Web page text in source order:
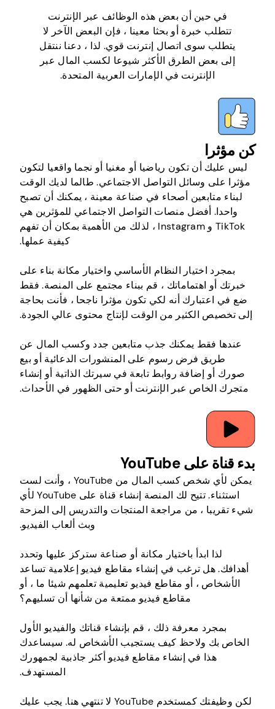
في حين أن بعض هذه الوظائف عبر الإنترنت
تتطلب خبرة أو بحثا معينا ، فإن البعض الآخر لا
يتطلب سوى اتصال إنترنت قوي. لذا ، دعنا ننتقل
إلى بعض الطرق الأكثر شيوعا لكسب المال عبر
الإنترنت في الإمارات العربية المتحدة.
كن مؤثرا
ليس عليك أن تكون رياضيا أو مغنيا أو نجما واقعيا لتكون
مؤثرا على وسائل التواصل الاجتماعي. طالما لديك الوقت
لبناء متابعين أصحاء في صناعة معينة ، يمكنك أن تصبح
واحدا. أفضل منصات التواصل الاجتماعي للمؤثرين هي
TikTok و Instagram ، لذلك من الأهمية بمكان أن تفهم
كيفية عملها.
بمجرد اختيار النظام الأساسي واختيار مكانة بناء على
خبرتك أو اهتماماتك ، قم ببناء مجتمع على المنصة. فقط
ضع في اعتبارك أنه لكي تكون مؤثرا ناجحا ، فأنت بحاجة
إلى تخصيص الكثير من الوقت لإنتاج محتوى عالي الجودة.
عندها فقط يمكنك جذب متابعين جدد وكسب المال عن
طريق فرض رسوم على المنشورات الدعائية أو بيع
صورك أو إضافة روابط تابعة في سيرتك الذاتية أو إنشاء
متجرك الخاص عبر الإنترنت أو حتى الظهور في الأحداث.
بدء قناة على YouTube
يمكن لأي شخص كسب المال من YouTube ، وأنت لست
استثناء. تتيح لك المنصة إنشاء قناة على YouTube لأي
شيء تقريبا ، من مراجعة المنتجات والتدريس إلى المزحة
وبث ألعاب الفيديو.
لذا ابدأ باختيار مكانة أو صناعة ستركز عليها وتحدد
أهدافك. هل ترغب في إنشاء مقاطع فيديو إعلامية تساعد
الأشخاص ، أو مقاطع فيديو تعليمية تعلمهم شيئا ما ، أو
مقاطع فيديو ممتعة من شأنها أن تسليهم؟
بمجرد معرفة ذلك ، قم بإنشاء قناتك والفيديو الأول
الخاص بك ولاحظ كيف يستجيب الأشخاص له. سيساعدك
هذا في إنشاء مقاطع فيديو أكثر جاذبية لجمهورك
المستهدف.
لكن وظيفتك كمستخدم YouTube لا تنتهي هنا. يجب عليك